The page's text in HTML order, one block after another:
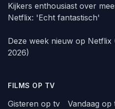
Kijkers enthousiast over
Netflix: 'Echt fantastisch'
Deze week nieuw op Netflix
2026)
FILMS OP TV
Gisteren op tv Vandaag op